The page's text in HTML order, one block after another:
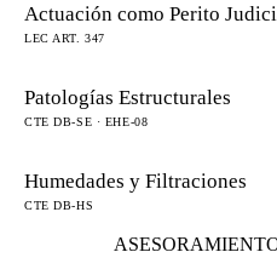
Actuación como Perito
LEC ART. 347
Patologías Estructurales
CTE DB-SE · EHE-08
Humedades y Filtraciones
CTE DB-HS